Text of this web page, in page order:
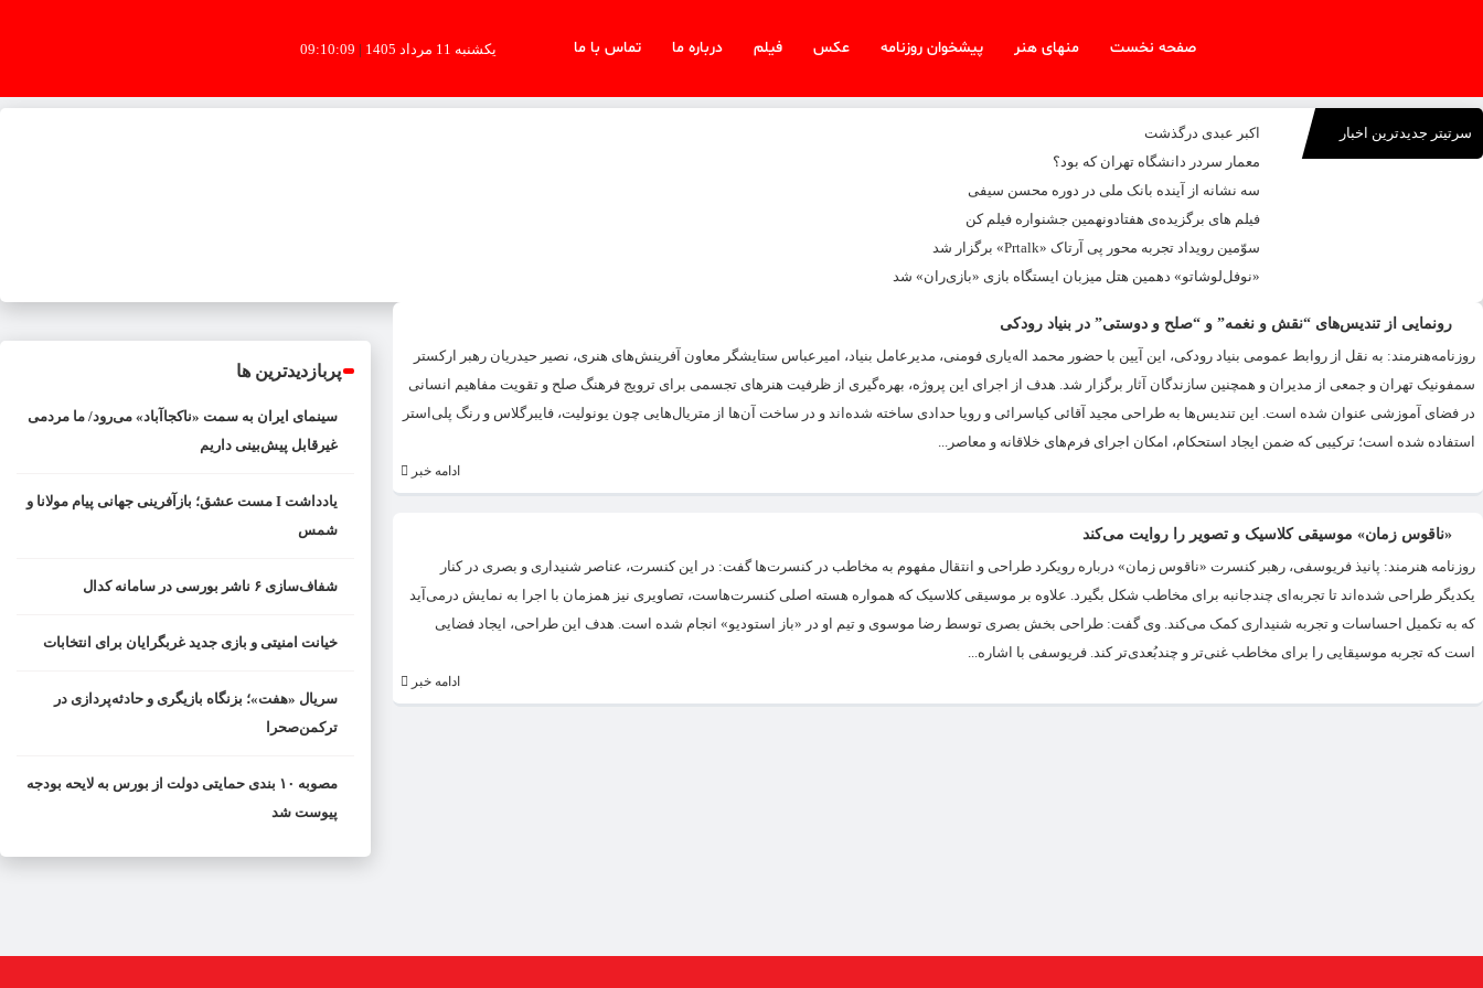
صفحه نخست منهای هنر پیشخوان روزنامه عکس فیلم درباره ما تماس با ما یکشنبه 11 مرداد 1405 |
09:10:09
سرتیتر جدیدترین اخبار
اکبر عبدی درگذشت
معمار سردر دانشگاه تهران که بود؟
سه نشانه از آینده بانک ملی در دوره محسن سیفی
فیلم های برگزیده‌ی هفتادونهمین جشنواره فیلم کن
سوّمین رویداد تجربه محور پی آرتاک «Prtalk» برگزار شد
«نوفل‌لوشاتو» دهمین هتل میزبان ایستگاه بازی «بازی‌ران» شد
رونمایی از تندیس‌های “نقش و نغمه” و “صلح و دوستی” در بنیاد رودکی
روزنامه‌هنرمند: به نقل از روابط عمومی بنیاد رودکی، این آیین با حضور محمد اله‌یاری فومنی، مدیرعامل بنیاد، امیرعباس ستایشگر معاون آفرینش‌های هنری، نصیر حیدریان رهبر ارکستر
سمفونیک تهران و جمعی از مدیران و همچنین سازندگان آثار برگزار شد. هدف از اجرای این پروژه، بهره‌گیری از ظرفیت هنرهای تجسمی برای ترویج فرهنگ صلح و تقویت مفاهیم انسانی
در فضای آموزشی عنوان شده است. این تندیس‌ها به طراحی مجید آقائی کیاسرائی و رویا حدادی ساخته شده‌اند و در ساخت آن‌ها از متریال‌هایی چون یونولیت، فایبرگلاس و رنگ پلی‌استر
استفاده شده است؛ ترکیبی که ضمن ایجاد استحکام، امکان اجرای فرم‌های خلاقانه و معاصر...
ادامه خبر
«ناقوس زمان» موسیقی کلاسیک و تصویر را روایت می‌کند
روزنامه هنرمند: پانیذ فریوسفی، رهبر کنسرت «ناقوس زمان» درباره رویکرد طراحی و انتقال مفهوم به مخاطب در کنسرت‌ها گفت: در این کنسرت، عناصر شنیداری و بصری در کنار
یکدیگر طراحی شده‌اند تا تجربه‌ای چندجانبه برای مخاطب شکل بگیرد. علاوه بر موسیقی کلاسیک که همواره هسته اصلی کنسرت‌هاست، تصاویری نیز همزمان با اجرا به نمایش درمی‌آید
که به تکمیل احساسات و تجربه شنیداری کمک می‌کند. وی گفت: طراحی بخش بصری توسط رضا موسوی و تیم او در «باز استودیو» انجام شده است. هدف این طراحی، ایجاد فضایی
است که تجربه موسیقایی را برای مخاطب غنی‌تر و چندبُعدی‌تر کند. فریوسفی با اشاره...
ادامه خبر
پربازدیدترین ها
سینمای ایران به سمت «ناکجاآباد» می‌رود/ ما مردمی
غیرقابل پیش‌بینی داریم
یادداشت I مست عشق؛ بازآفرینی جهانی پیام مولانا و
شمس
شفاف‌سازی ۶ ناشر بورسی در سامانه کدال
خیانت امنیتی و بازی جدید غربگرایان برای انتخابات
سریال «هفت»؛ بزنگاه بازیگری و حادثه‌پردازی در
ترکمن‌صحرا
مصوبه ۱۰ بندی حمایتی دولت از بورس به لایحه بودجه
پیوست شد